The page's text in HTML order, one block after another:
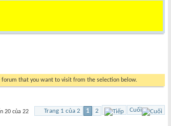
forum that you want to visit from the selection below.
Trang 1 của 2 1 2 Cuối
20 của 22